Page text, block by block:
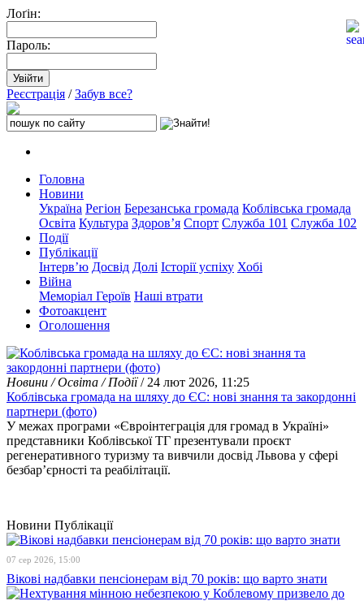
Лоґін:
Пароль:
Реєстрація /Забув все?
Головна
Новини
Україна Регіон Березанська громада Коблівська громада
Освіта Культура Здоров’я Спорт Служба 101 Служба 102
Події
Публікації
Інтерв’ю Досвід Долі Історії успіху Хобі
Війна
Меморіал Героїв Наші втрати
Фотоакцент
Оголошення
Новини / Освіта / Події/ 24 лют 2026, 11:25
Коблівська громада на шляху до ЄС: нові знання та закордонні
партнери (фото)
У межах програми «Євроінтеграція для громад в Україні»
представники Коблівської ТГ презентували проєкт
регенеративного туризму та вивчили досвід Львова у сфері
безбар’єрності та реабілітації.
Новини Публікації
07 сер 2026, 15:00
Вікові надбавки пенсіонерам від 70 років: що варто знати